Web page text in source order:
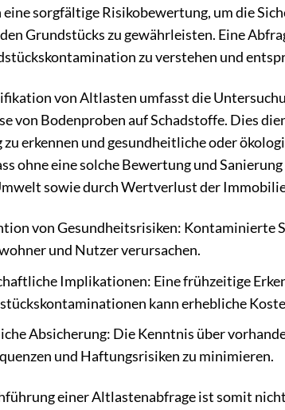
sorgfältige Risikobewertung, um die
Grundstücks zu gewährleisten. Eine
zu verstehen und
von Altlasten umfasst die
von Bodenproben auf Schadstoffe. Dies
erkennen und gesundheitliche oder
ohne eine solche Bewertung und
sowie durch Wertverlust der
von Gesundheitsrisiken: Kontaminierte
und Nutzer verursachen.
Implikationen: Eine frühzeitige
kann erhebliche
Absicherung: Die Kenntnis über
und Haftungsrisiken zu minimieren.
einer Altlastenabfrage ist somit